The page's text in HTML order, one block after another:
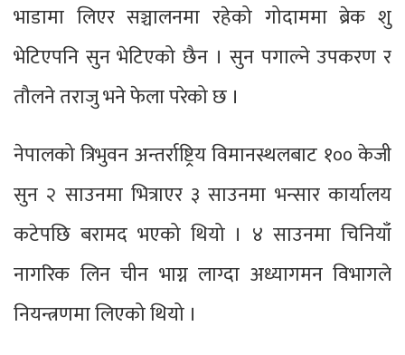
भाडामा लिएर सञ्चालनमा रहेको गोदाममा ब्रेक शु
भेटिएपनि सुन भेटिएको छैन । सुन पगाल्ने उपकरण र
तौलने तराजु भने फेला परेको छ ।
नेपालको त्रिभुवन अन्तर्राष्ट्रिय विमानस्थलबाट १०० केजी
सुन २ साउनमा भित्राएर ३ साउनमा भन्सार कार्यालय
कटेपछि बरामद भएको थियो । ४ साउनमा चिनियाँ
नागरिक लिन चीन भाग्न लाग्दा अध्यागमन विभागले
नियन्त्रणमा लिएको थियो ।